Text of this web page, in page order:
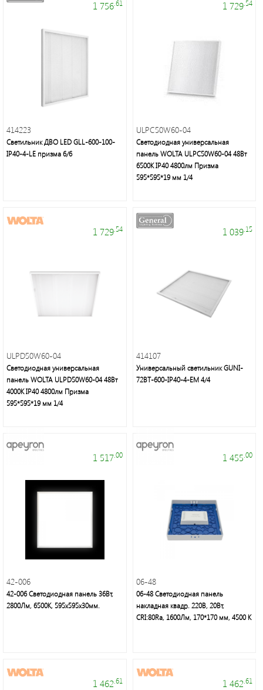
изделия
светильники,
праздничное
электротовары
нового
поколения,
лампы
и
светильники
1 756.61
414223
Светильник ДВО LED GLL-600-100-
IP40-4-LE призма 6/6
1 729.54
ULPC50W60-04
Светодиодная универсальная
панель WOLTA ULPC50W60-04 48Вт
6500К IP40 4800лм Призма
595*595*19 мм 1/4
1 729 .54
ULPD50W60-04
Светодиодная универсальная
панель WOLTA ULPD50W60-04 48Вт
4000К IP40 4800лм Призма
595*595*19 мм 1/4
1 039.15
414107
Универсальный светильник GUNI-
72BT-600-IP40-4-EM 4/4
1 517.00
42-006
42-006 Светодиодная панель 36Вт,
2800Лм, 6500К, 595х595х30мм.
1 455 .00
06-48
06-48 Светодиодная панель
накладная квадр. 220В, 20Вт,
CRI:80Ra, 1600Лм, 170*170 мм, 4500 К
1 462 .61 1 462 .61